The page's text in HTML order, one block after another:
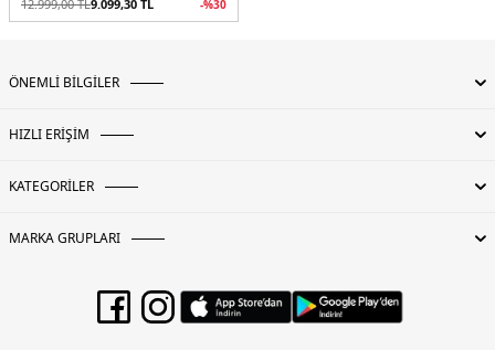
12.999,00TL9.099,30 TL -%30
ÖNEMLİ BİLGİLER
HIZLI ERİŞİM
KATEGORİLER
MARKA GRUPLARI